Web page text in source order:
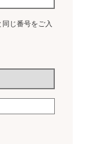
じ番号をご入